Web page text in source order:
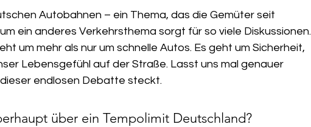
Autobahnen – ein Thema, das die Gemüter seit
ein anderes Verkehrsthema sorgt für so viele Diskussionen.
um mehr als nur um schnelle Autos. Es geht um Sicherheit,
Lebensgefühl auf der Straße. Lasst uns mal genauer
endlosen Debatte steckt.
über ein Tempolimit Deutschland?